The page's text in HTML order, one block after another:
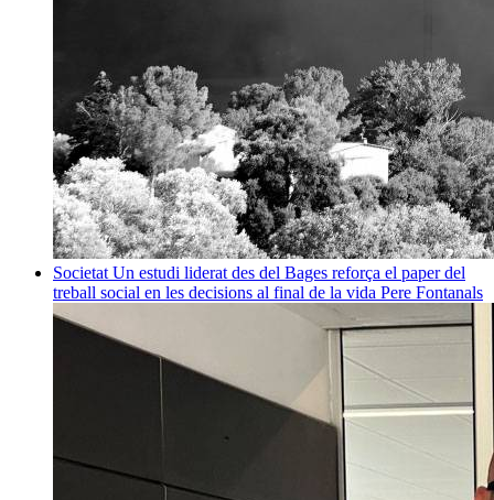
Societat Un estudi liderat des del Bages reforça el paper del
treball social en les decisions al final de la vida Pere Fontanals